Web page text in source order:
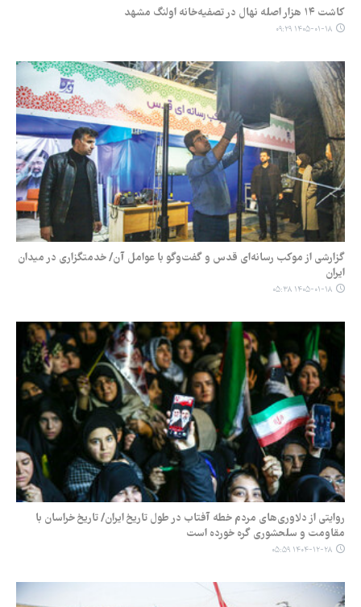
کاشت ۱۴ هزار اصله نهال در تصفیه‌خانه اولنگ مشهد
۱۴۰۵-۰۱-۱۸ ۰۹:۲۹
گزارشی از موکب رسانه‌‎ای قدس و گفت‌وگو با عوامل آن/ خدمتگزاری در میدان
ایران
۱۴۰۵-۰۱-۱۸ ۰۵:۳۸
روایتی از دلاوری‌های مردم خطه آفتاب در طول تاریخ ایران/ تاریخ خراسان با
مقاومت و سلحشوری گره خورده است
۱۴۰۴-۱۲-۲۸ ۰۵:۵۹